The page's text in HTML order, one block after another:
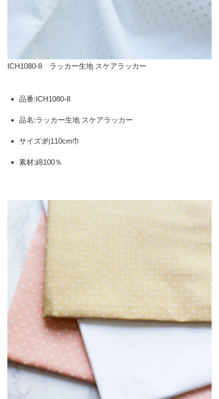
ICH1080-8 ラッカー生地 スケアラッカー
品番:ICH1080-8
品名:ラッカー生地 スケアラッカー
サイズ:約110cm巾
素材:綿100％